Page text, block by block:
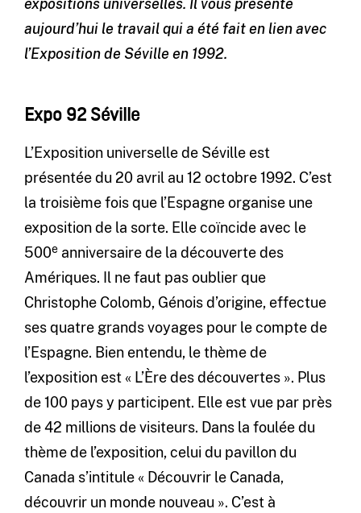
expositions universelles. Il vous présente
aujourd’hui le travail qui a été fait en lien avec
l’Exposition de Séville en 1992.
Expo 92 Séville
L’Exposition universelle de Séville est
présentée du 20 avril au 12 octobre 1992. C’est
la troisième fois que l’Espagne organise une
exposition de la sorte. Elle coïncide avec le
500eanniversaire de la découverte des
Amériques. Il ne faut pas oublier que
Christophe Colomb, Génois d’origine, effectue
ses quatre grands voyages pour le compte de
l’Espagne. Bien entendu, le thème de
l’exposition est « L’Ère des découvertes ». Plus
de 100 pays y participent. Elle est vue par près
de 42 millions de visiteurs. Dans la foulée du
thème de l’exposition, celui du pavillon du
Canada s’intitule « Découvrir le Canada,
découvrir un monde nouveau ». C’est à